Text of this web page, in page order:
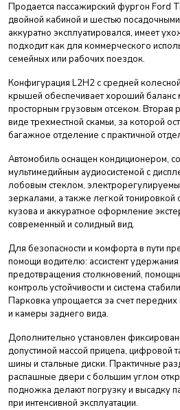
Продается пассажирский фургон Ford
двойной кабиной и шестью
аккуратно эксплуатировался, имеет
подходит как для коммерческого
семейных или рабочих поездок.
Конфигурация L2H2 с средней
крышей обеспечивает хороший баланс
просторным грузовым отсеком. Вторая
виде трехместной скамьи, за которой
багажное отделение с практичной
Автомобиль оснащен кондиционером,
мультимедийным аудиосистемой с
лобовым стеклом,
зеркалами, а также легкой тонировкой
кузова и аккуратное оформление
современный и солидный вид.
Для безопасности и комфорта в пути
помощи водителю: ассистент удержания
предотвращения столкновений,
контроль устойчивости и система
Парковка упрощается за счет передних
и камеры заднего вида.
Дополнительно установлен
допустимой массой прицепа, цифровой
шины и стальные диски. Практичные
распашные двери с большим углом
подножка делают погрузку и высадку
при интенсивной эксплуатации.